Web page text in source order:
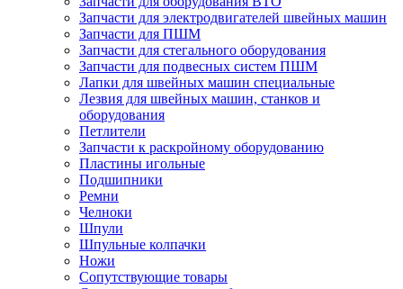
Запчасти для электродвигателей швейных машин
Запчасти для ПШМ
Запчасти для стегального оборудования
Запчасти для подвесных систем ПШМ
Лапки для швейных машин специальные
Лезвия для швейных машин, станков и
оборудования
Петлители
Запчасти к раскройному оборудованию
Пластины игольные
Подшипники
Ремни
Челноки
Шпули
Шпульные колпачки
Ножи
Сопутствующие товары